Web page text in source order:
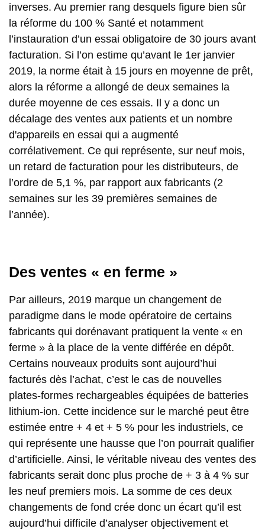
inverses. Au premier rang desquels figure bien sûr
la réforme du 100 % Santé et notamment
l’instauration d’un essai obligatoire de 30 jours avant
facturation. Si l’on estime qu’avant le 1er janvier
2019, la norme était à 15 jours en moyenne de prêt,
alors la réforme a allongé de deux semaines la
durée moyenne de ces essais. Il y a donc un
décalage des ventes aux patients et un nombre
d'appareils en essai qui a augmenté
corrélativement. Ce qui représente, sur neuf mois,
un retard de facturation pour les distributeurs, de
l’ordre de 5,1 %, par rapport aux fabricants (2
semaines sur les 39 premières semaines de
l’année).
Des ventes « en ferme »
Par ailleurs, 2019 marque un changement de
paradigme dans le mode opératoire de certains
fabricants qui dorénavant pratiquent la vente « en
ferme » à la place de la vente différée en dépôt.
Certains nouveaux produits sont aujourd’hui
facturés dès l’achat, c’est le cas de nouvelles
plates-formes rechargeables équipées de batteries
lithium-ion. Cette incidence sur le marché peut être
estimée entre + 4 et + 5 % pour les industriels, ce
qui représente une hausse que l’on pourrait qualifier
d’artificielle. Ainsi, le véritable niveau des ventes des
fabricants serait donc plus proche de + 3 à 4 % sur
les neuf premiers mois. La somme de ces deux
changements de fond crée donc un écart qu’il est
aujourd’hui difficile d’analyser objectivement et